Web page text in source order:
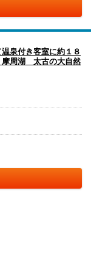
泉付き客室に約１８
摩周湖 太古の大自然